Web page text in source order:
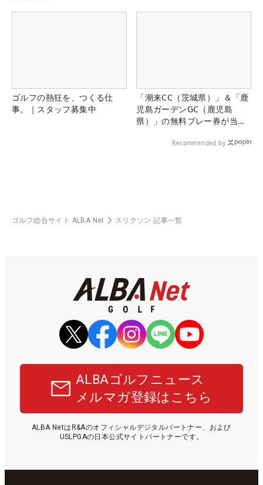
ゴルフの熱狂を、つくる仕
事。｜スタッフ募集中
「潮来CC（茨城県）」＆「鹿
児島ガーデンGC（鹿児島
県）」の無料プレー券が当た
Recommended by
ゴルフ総合サイト ALBA Net スリクソン 記事一覧
ALBAゴルフニュース
メルマガ登録はこちら
ALBA NetはR&Aのオフィシャルデジタルパートナー、および
USLPGAの日本公式サイトパートナーです。